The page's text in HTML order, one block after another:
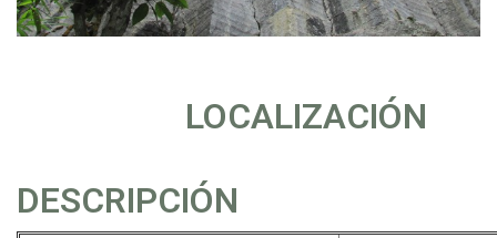
LOCALIZACIÓN
DESCRIPCIÓN